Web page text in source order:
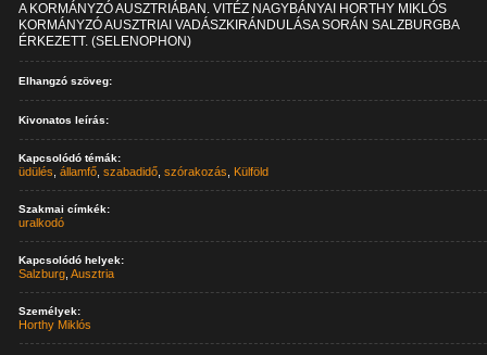
A KORMÁNYZÓ AUSZTRIÁBAN. VITÉZ NAGYBÁNYAI HORTHY MIKLÓS
KORMÁNYZÓ AUSZTRIAI VADÁSZKIRÁNDULÁSA SORÁN SALZBURGBA
ÉRKEZETT. (SELENOPHON)
Elhangzó szöveg:
Kivonatos leírás:
Kapcsolódó témák:
üdülés ,államfő ,szabadidő ,szórakozás Külföld
Szakmai címkék:
uralkodó
Kapcsolódó helyek:
Salzburg ,Ausztria
Személyek:
Horthy Miklós